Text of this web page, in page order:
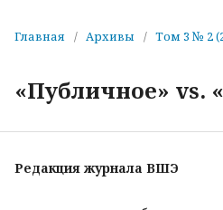
Главная / Архивы / Том 3 № 2
«Публичное» vs.
Редакция журнала ВШЭ